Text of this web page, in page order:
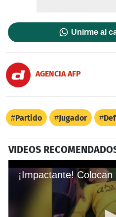
Unirme al
AGENCIA AFP
Partido Jugador
VIDEOS